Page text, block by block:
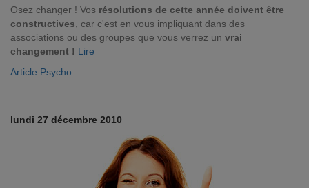
Osez changer ! Vos résolutions de cette année doivent être
constructives , car c'est en vous impliquant dans des
associations ou des groupes que vous verrez un vrai
changement ! Lire
Article Psycho
lundi 27 décembre 2010